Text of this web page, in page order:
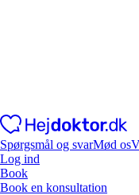
Spørgsmål og svarMød os
Log ind
Book
Book en konsultation